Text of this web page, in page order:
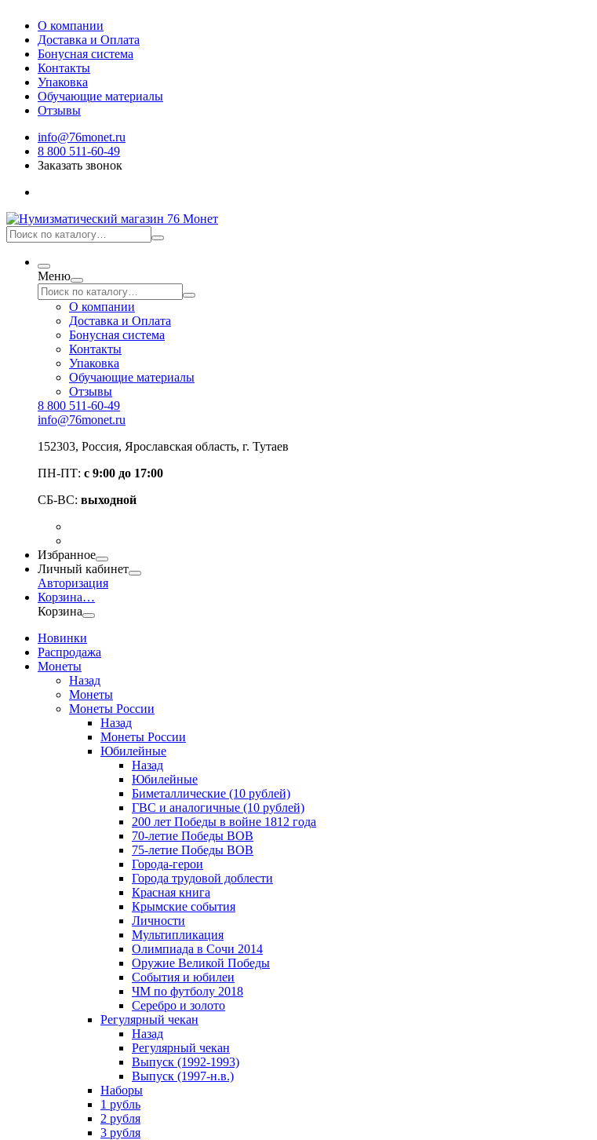
О компании
Доставка и Оплата
Бонусная система
Контакты
Упаковка
Обучающие материалы
Отзывы
info@76monet.ru
8 800 511-60-49
Заказать звонок
Меню
О компании
Доставка и Оплата
Бонусная система
Контакты
Упаковка
Обучающие материалы
Отзывы
8 800 511-60-49
info@76monet.ru
152303, Россия, Ярославская область, г. Тутаев
ПН-ПТ: с 9:00 до 17:00
СБ-ВС: выходной
Избранное
Личный кабинет
Авторизация
Корзина…
Корзина
Новинки
Распродажа
Монеты
Назад
Монеты
Монеты России
Назад
Монеты России
Юбилейные
Назад
Юбилейные
Биметаллические (10 рублей)
ГВС и аналогичные (10 рублей)
200 лет Победы в войне 1812 года
70-летие Победы ВОВ
75-летие Победы ВОВ
Города-герои
Города трудовой доблести
Красная книга
Крымские события
Личности
Мультипликация
Олимпиада в Сочи 2014
Оружие Великой Победы
События и юбилеи
ЧМ по футболу 2018
Серебро и золото
Регулярный чекан
Назад
Регулярный чекан
Выпуск (1992-1993)
Выпуск (1997-н.в.)
Наборы
1 рубль
2 рубля
3 рубля